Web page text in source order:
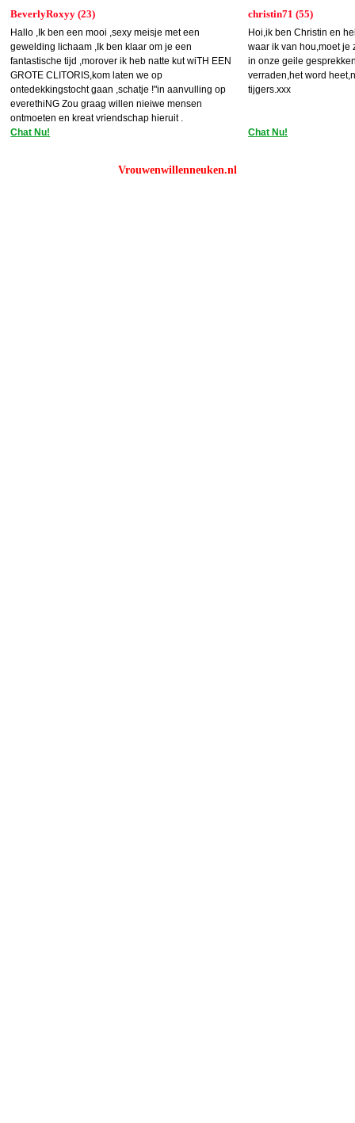
BeverlyRoxyy (23)
Hallo ,Ik ben een mooi ,sexy meisje met een
gewelding lichaam ,Ik ben klaar om je een
fantastische tijd ,morover ik heb natte kut wiTH EEN
GROTE CLITORIS,kom laten we op
ontedekkingstocht gaan ,schatje !"in aanvulling op
everethiNG Zou graag willen nieiwe mensen
ontmoeten en kreat vriendschap hieruit .
Chat Nu!
christin71 (55)
Hoi,ik ben Christin en
waar ik van hou,moet je
in onze geile
verraden,het word
tijgers.xxx
Chat Nu!
Vrouwenwillenneuken.nl